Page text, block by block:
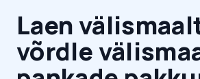
Laen
võrdle